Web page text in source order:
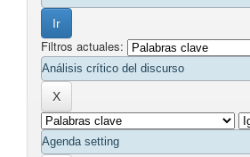
Filtros actuales: